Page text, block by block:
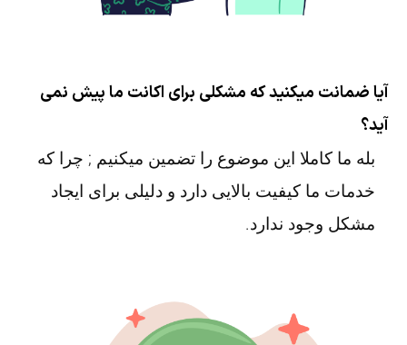
آیا ضمانت میکنید که مشکلی برای اکانت ما پیش نمی
آید؟
بله ما کاملا این موضوع را تضمین میکنیم ; چرا که
خدمات ما کیفیت بالایی دارد و دلیلی برای ایجاد
مشکل وجود ندارد.